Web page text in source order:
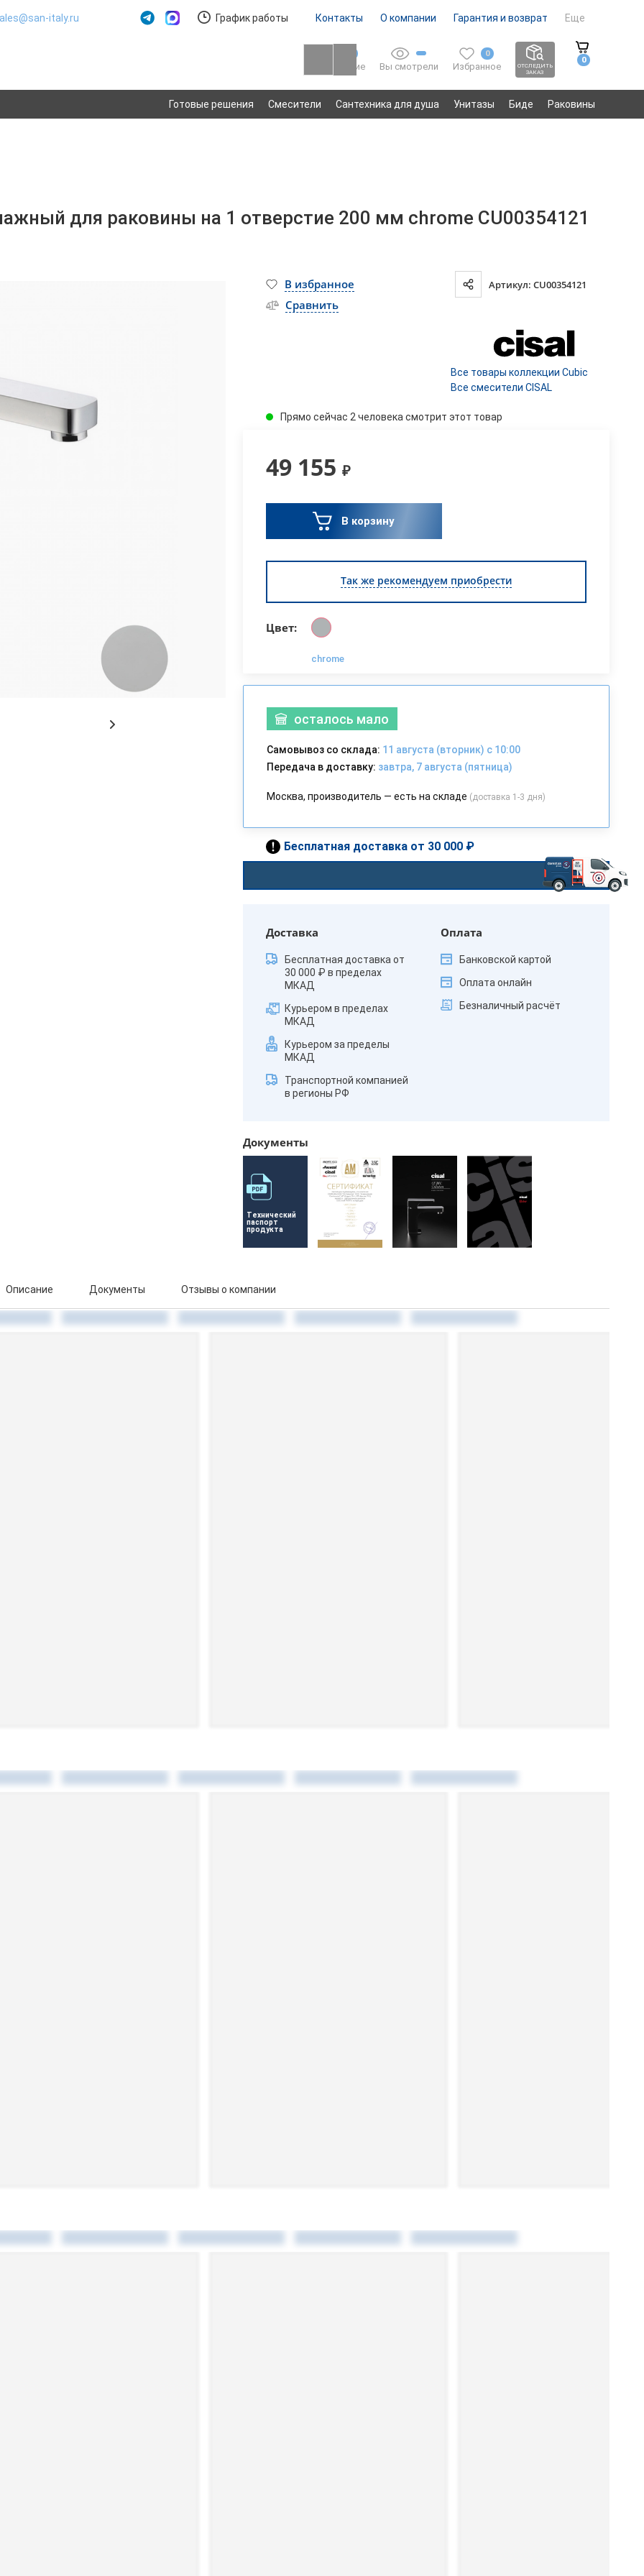
italy.ru График работы Контакты О компании Гарантия и возврат Еще
Сравнение Вы смотрели
0
Избранное
ОТСЛЕДИТЬ
ЗАКАЗ
0
Готовые решения Смесители Сантехника для душа Унитазы Биде Раковины
для раковины на 1 отверстие 200 мм chrome CU00354121
В избранное Артикул: CU00354121
Сравнить
Все товары коллекции Cubic
Все смесители CISAL
Прямо сейчас 2 человека смотрит этот товар
49 155 ₽
В корзину
Так же рекомендуем приобрести
Цвет:
chrome
осталось мало
Самовывоз со склада: 11 августа (вторник) с 10:00
Передача в доставку: завтра, 7 августа (пятница)
Москва, производитель — есть на складе (доставка 1-3 дня)
Бесплатная доставка от 30 000 ₽
Доставка
Бесплатная доставка от
30 000 ₽ в пределах
МКАД
Курьером в пределах
МКАД
Курьером за пределы
МКАД
Транспортной компанией
в регионы РФ
Оплата
Банковской картой
Оплата онлайн
Безналичный расчёт
Документы
Технический
паспорт
продукта
Описание Документы Отзывы о компании